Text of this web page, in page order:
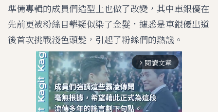
準備專輯的成員們造型上也做了改變，其中車銀優在
先前更被粉絲目擊疑似染了金髮，據悉是車銀優出道
後首次挑戰淺色頭髮，引起了粉絲們的熱議。
arrow_forward_ios 閱讀文章